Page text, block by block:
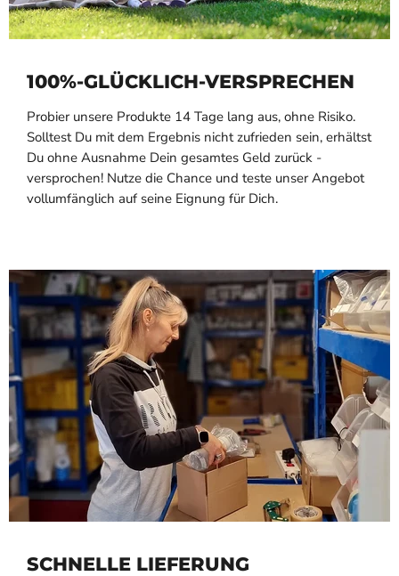
100%-GLÜCKLICH-VERSPRECHEN
Probier unsere Produkte 14 Tage lang aus, ohne Risiko.
Solltest Du mit dem Ergebnis nicht zufrieden sein, erhältst
Du ohne Ausnahme Dein gesamtes Geld zurück -
versprochen! Nutze die Chance und teste unser Angebot
vollumfänglich auf seine Eignung für Dich.
SCHNELLE LIEFERUNG